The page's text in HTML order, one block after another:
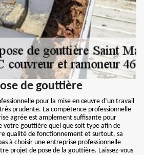
de gouttière
pour la mise en œuvre d’un travail
prudente. La compétence professionnelle
agrée est amplement suffisante pour
votre gouttière quel que soit type afin de
qualité de fonctionnement et surtout, sa
à choisir une entreprise professionnelle
projet de pose de la gouttière. Laissez-vous